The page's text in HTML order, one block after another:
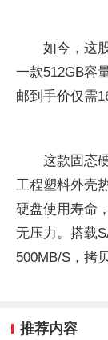
如今，这
一款512GB容
邮到手价仅需
这款固态
工程塑料外壳
硬盘使用寿命
无压力。搭载
500MB/S，拷
推荐内容